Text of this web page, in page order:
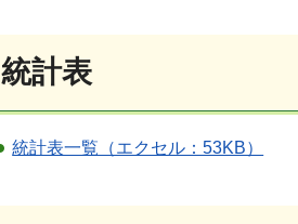
統計表
統計表一覧（エクセル：53KB）